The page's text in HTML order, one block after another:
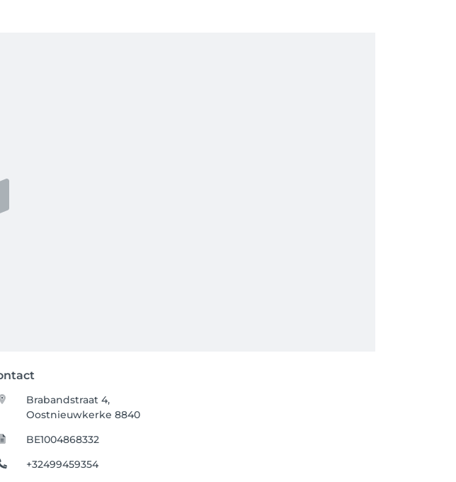
Brabandstraat 4,
Oostnieuwkerke 8840
BE1004868332
+32499459354